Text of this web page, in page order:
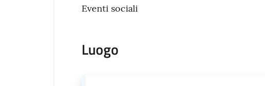
Eventi sociali
Luogo